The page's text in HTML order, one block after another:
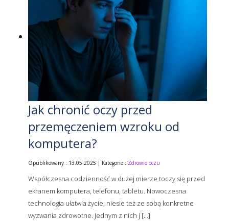
Jak chronić oczy przed
przemęczeniem wzroku od
komputera?
Opublikowany : 13.05.2025 | Kategorie : Zdrowie oczu
Współczesna codzienność w dużej mierze toczy się przed
ekranem komputera, telefonu, tabletu. Nowoczesna
technologia ułatwia życie, niesie też ze sobą konkretne
wyzwania zdrowotne. Jednym z nich j [...]